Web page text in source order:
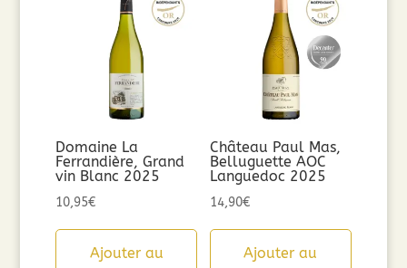
Domaine La
Ferrandière, Grand
vin Blanc 2025
10,95€
Ajouter au
Château Paul Mas,
Belluguette AOC
Languedoc 2025
14,90€
Ajouter au